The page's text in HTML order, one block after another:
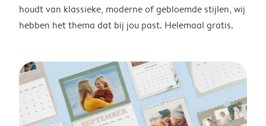
houdt van klassieke, moderne of gebloemde stijlen, wij
hebben het thema dat bij jou past. Helemaal gratis.